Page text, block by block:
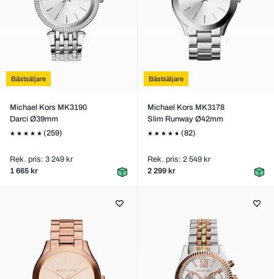
Bästsäljare
Michael Kors MK3190
Darci Ø39mm
(259)
Rek. pris: 3 249 kr
1 665 kr
Bästsäljare
Michael Kors MK3178
Slim Runway Ø42mm
(82)
Rek. pris: 2 549 kr
2 299 kr